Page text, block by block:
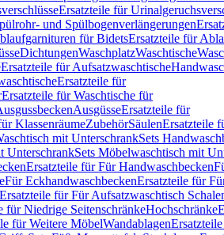
Ersatzteile für
und Spülbogenverlängerungen
für BidetsErsatzteile für
DichtungenWaschplatzWaschtische
Ersatzteile für Aufsatzwaschtische
Ersatzteile für
Ersatzteile für Waschtische für
AusgüsseErsatzteile für
KlassenräumeZubehörSäulenErsatzteile
mit UnterschrankSets
UnterschrankSets Möbelwaschtisch mit
Ersatzteile für Für Handwaschbecken
Für EckhandwaschbeckenErsatzteile für
Ersatzteile für Für Aufsatzwaschtisch
für Niedrige SeitenschränkeHochschränke
für Weitere MöbelWandablagen